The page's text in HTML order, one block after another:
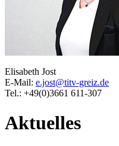
Elisabeth Jost
E-Mail: e.jost@titv-greiz.de
Tel.: +49(0)3661 611-307
Aktuelles